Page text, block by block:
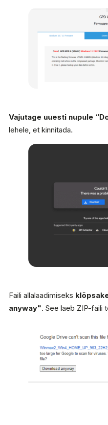
Vajutage uuesti nupule
lehele, et kinnitada.
Faili allalaadimiseks
anyway". See laeb ZIP-faili